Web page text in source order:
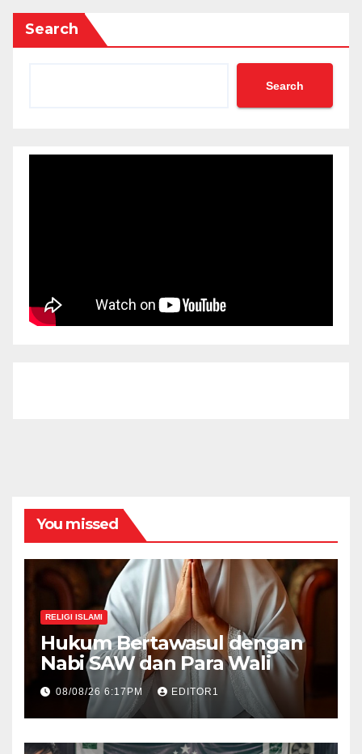
Search
Search
You missed
RELIGI ISLAMI
Hukum Bertawasul dengan
Nabi SAW dan Para Wali
08/08/26 6:17PM EDITOR1